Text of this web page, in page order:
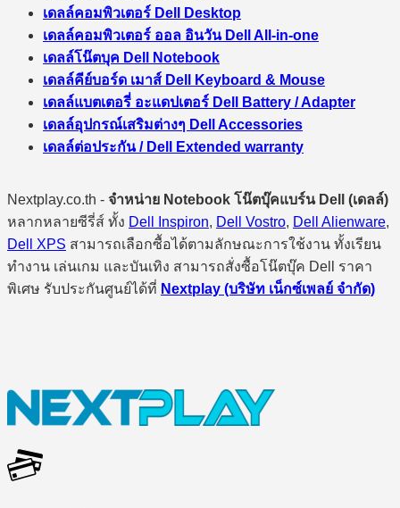
เดลล์คอมพิวเตอร์ Dell Desktop
เดลล์คอมพิวเตอร์ ออล อินวัน Dell All-in-one
เดลล์โน๊ตบุค Dell Notebook
เดลล์คีย์บอร์ด เมาส์ Dell Keyboard & Mouse
เดลล์แบตเตอรี่ อะแดปเตอร์ Dell Battery / Adapter
เดลล์อุปกรณ์เสริมต่างๆ Dell Accessories
เดลล์ต่อประกัน / Dell Extended warranty
Nextplay.co.th - จำหน่าย Notebook โน๊ตบุ๊คแบร์น Dell (เดลล์)
หลากหลายซีรี่ส์ ทั้ง Dell Inspiron, Dell Vostro, Dell Alienware,
Dell XPS สามารถเลือกซื้อได้ตามลักษณะการใช้งาน ทั้งเรียน
ทำงาน เล่นเกม และบันเทิง สามารถสั่งซื้อโน๊ตบุ๊ค Dell ราคา
พิเศษ รับประกันศูนย์ได้ที่ Nextplay (บริษัท เน็กซ์เพลย์ จำกัด)